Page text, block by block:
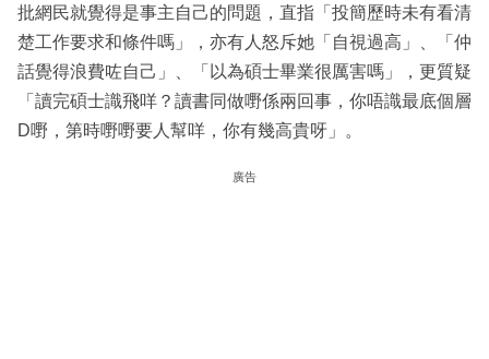
批網民就覺得是事主自己的問題，直指「投簡歷時未有看清
楚工作要求和條件嗎」，亦有人怒斥她「自視過高」、「仲
話覺得浪費咗自己」、「以為碩士畢業很厲害嗎」，更質疑
「讀完碩士識飛咩？讀書同做嘢係兩回事，你唔識最底個層
D嘢，第時嘢嘢要人幫咩，你有幾高貴呀」。
廣告